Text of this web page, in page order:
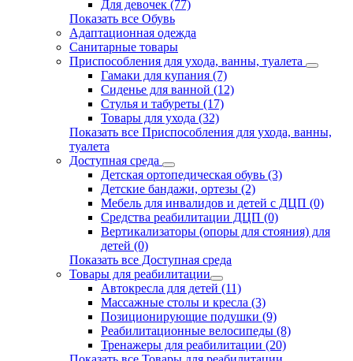
Для девочек (77)
Показать все Обувь
Адаптационная одежда
Санитарные товары
Приспособления для ухода, ванны, туалета
Гамаки для купания (7)
Сиденье для ванной (12)
Стулья и табуреты (17)
Товары для ухода (32)
Показать все Приспособления для ухода, ванны,
туалета
Доступная среда
Детская ортопедическая обувь (3)
Детские бандажи, ортезы (2)
Мебель для инвалидов и детей с ДЦП (0)
Средства реабилитации ДЦП (0)
Вертикализаторы (опоры для стояния) для
детей (0)
Показать все Доступная среда
Товары для реабилитации
Автокресла для детей (11)
Массажные столы и кресла (3)
Позиционирующие подушки (9)
Реабилитационные велосипеды (8)
Тренажеры для реабилитации (20)